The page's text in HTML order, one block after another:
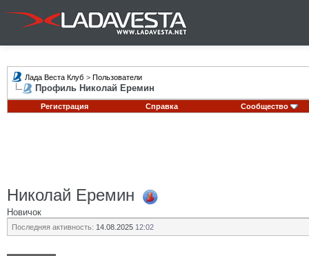
Лада Веста Клуб > Пользователи
Профиль Николай Еремин
Регистрация Справка Сообщество
Николай Еремин
Новичок
Последняя активность: 14.08.2025 12:02